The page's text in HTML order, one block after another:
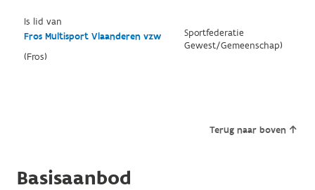
Is lid van
Fros Multisport Vlaanderen vzw
(Fros)
Sportfederatie
Gewest/Gemeenschap)
Terug naar boven
Basisaanbod